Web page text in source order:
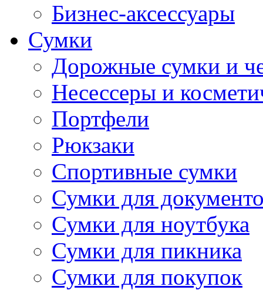
Бизнес-аксессуары
Сумки
Дорожные сумки и
Несессеры и
Портфели
Рюкзаки
Спортивные сумки
Сумки для
Сумки для ноутбука
Сумки для пикника
Сумки для покупок